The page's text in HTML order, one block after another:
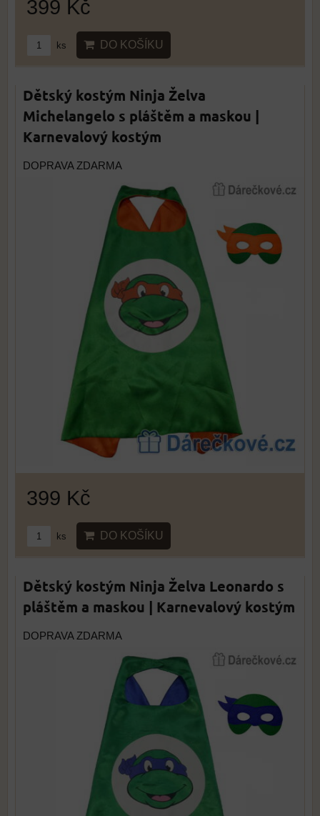
399 Kč
ks DO KOŠÍKU
Dětský kostým Ninja Želva
Michelangelo s pláštěm a maskou |
Karnevalový kostým
DOPRAVA ZDARMA
399 Kč
ks DO KOŠÍKU
Dětský kostým Ninja Želva Leonardo s
pláštěm a maskou | Karnevalový kostým
DOPRAVA ZDARMA